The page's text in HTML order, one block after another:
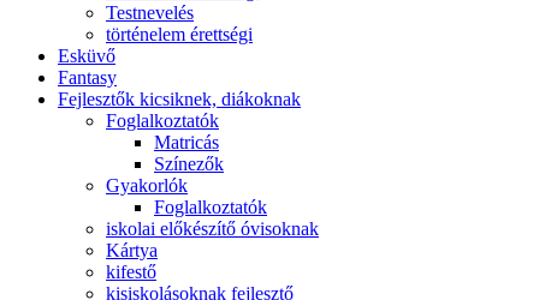
Testnevelés
történelem érettségi
Esküvő
Fantasy
Fejlesztők kicsiknek, diákoknak
Foglalkoztatók
Matricás
Színezők
Gyakorlók
Foglalkoztatók
iskolai előkészítő óvisoknak
Kártya
kifestő
kisiskolásoknak fejlesztő